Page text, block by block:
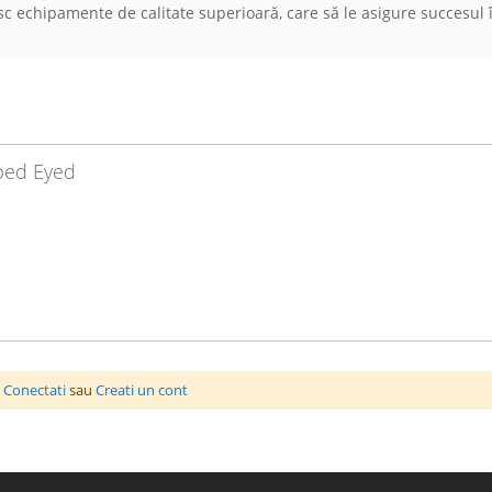
echipamente de calitate superioară, care să le asigure
Eyed
Conectatisau Creati un cont